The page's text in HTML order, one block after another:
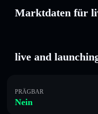
Marktdaten für
live and
PRÄGBAR
Nein